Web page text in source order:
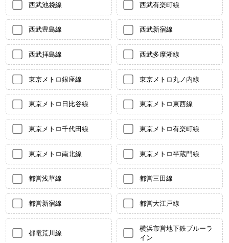
西武池袋線 西武有楽町線
西武豊島線 西武新宿線
西武拝島線 西武多摩湖線
東京メトロ銀座線 東京メトロ丸ノ内線
東京メトロ日比谷線 東京メトロ東西線
東京メトロ千代田線 東京メトロ有楽町線
東京メトロ南北線 東京メトロ半蔵門線
都営浅草線 都営三田線
都営新宿線 都営大江戸線
都電荒川線
横浜市営地下鉄ブルーラ
イン